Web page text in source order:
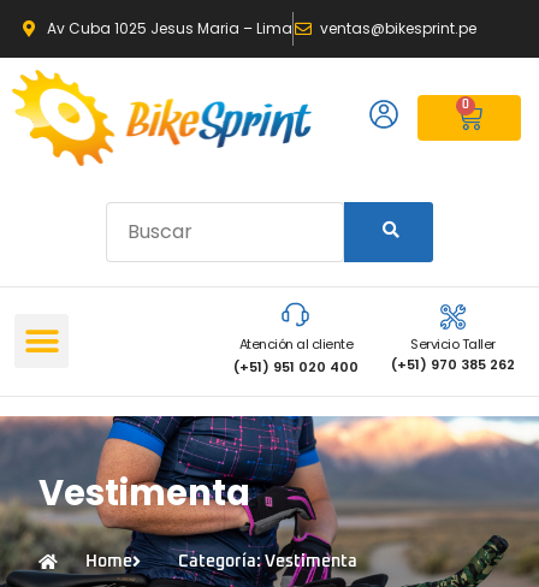
Av Cuba 1025 Jesus Maria – Lima ventas@bikesprint.pe
0
Atención al cliente
(+51) 951 020 400
Servicio Taller
(+51) 970 385 262
Vestimenta
Home Categoría: Vestimenta